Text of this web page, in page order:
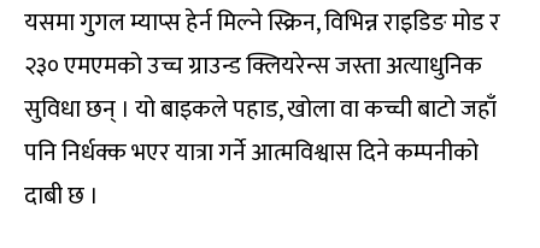
यसमा गुगल म्याप्स हेर्न मिल्ने स्क्रिन, विभिन्न राइडिङ मोड र
२३० एमएमको उच्च ग्राउन्ड क्लियरेन्स जस्ता अत्याधुनिक
सुविधा छन् । यो बाइकले पहाड, खोला वा कच्ची बाटो जहाँ
पनि निर्धक्क भएर यात्रा गर्ने आत्मविश्वास दिने कम्पनीको
दाबी छ ।